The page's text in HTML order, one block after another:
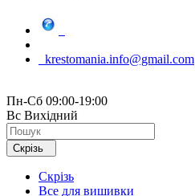
krestomania.info@gmail.com
Пн-Сб 09:00-19:00
Вс Вихідний
Скрізь
Скрізь
Все для вишивки